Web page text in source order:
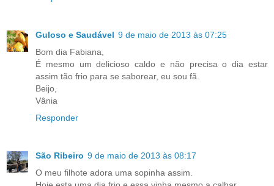
Guloso e Saudável 9 de maio de 2013 às 07:25
Bom dia Fabiana,
É mesmo um delicioso caldo e não precisa o dia estar
assim tão frio para se saborear, eu sou fã.
Beijo,
Vânia
Responder
São Ribeiro 9 de maio de 2013 às 08:17
O meu filhote adora uma sopinha assim.